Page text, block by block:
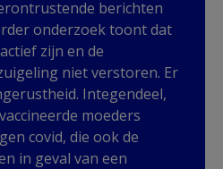
berichten
onderzoek toont dat
zijn en de
niet verstoren. Er
Integendeel,
moeders
covid, die ook de
in geval van een